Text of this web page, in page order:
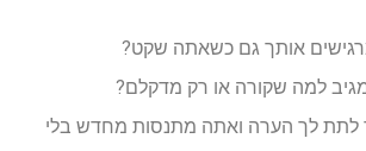
אותך גם כשאתה שקט?
למה שקורה או רק מדקלם?
לך הערה ואתה מתנסות מחדש בלי